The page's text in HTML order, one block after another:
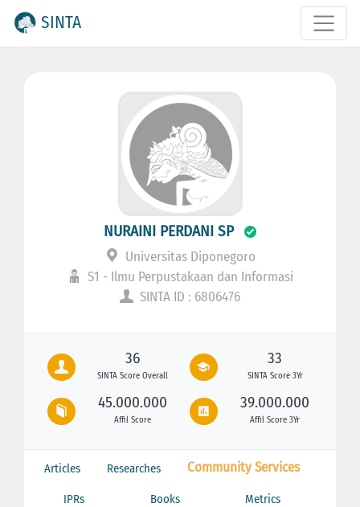
SINTA
NURAINI PERDANI SP
Universitas Diponegoro
S1 - Ilmu Perpustakaan dan Informasi
SINTA ID : 6806476
36
SINTA Score Overall
33
SINTA Score 3Yr
45.000.000
Affil Score
39.000.000
Affil Score 3Yr
Articles Researches Community Services
IPRs Books Metrics